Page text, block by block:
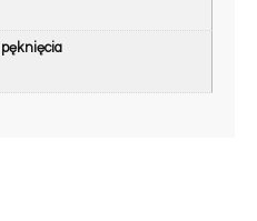
pęknięcia